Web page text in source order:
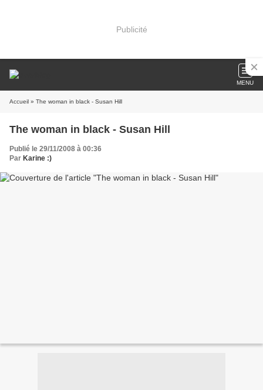
Publicité
MENU
Accueil » The woman in black - Susan Hill
The woman in black - Susan Hill
Publié le 29/11/2008 à 00:36
Par Karine :)